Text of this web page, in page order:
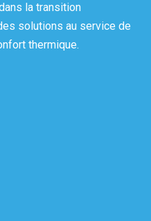
la transition
solutions au service de
thermique.